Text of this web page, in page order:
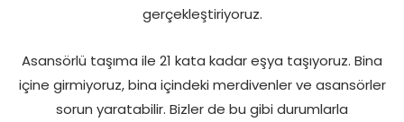
gerçekleştiriyoruz.
Asansörlü taşıma ile 21 kata kadar eşya taşıyoruz. Bina
içine girmiyoruz, bina içindeki merdivenler ve asansörler
sorun yaratabilir. Bizler de bu gibi durumlarla